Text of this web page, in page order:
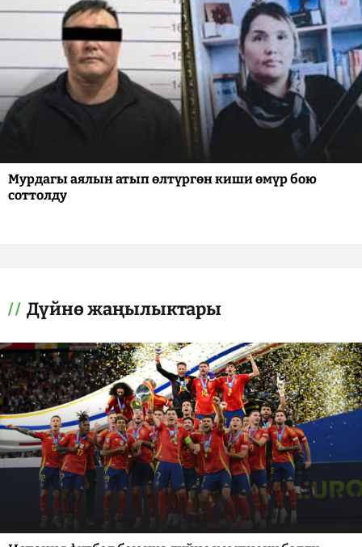
Мурдагы аялын атып өлтүргөн киши өмүр бою
соттолду
Дүйнө жаңылыктары